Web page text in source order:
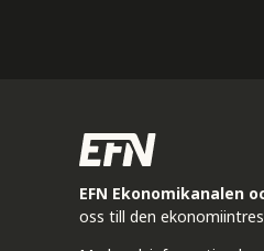
EFN Ekonomikanalen
oss till den